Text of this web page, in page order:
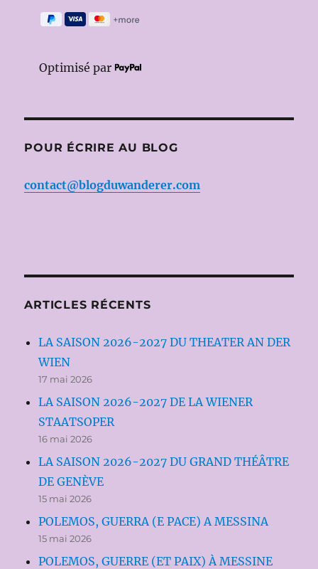
Optimisé par
POUR ÉCRIRE AU BLOG
contact@blogduwanderer.com
ARTICLES RÉCENTS
LA SAISON 2026-2027 DU THEATER AN DER
WIEN
17 mai 2026
LA SAISON 2026-2027 DE LA WIENER
STAATSOPER
16 mai 2026
LA SAISON 2026-2027 DU GRAND THÉÂTRE
DE GENÈVE
15 mai 2026
POLEMOS, GUERRA (E PACE) A MESSINA
15 mai 2026
POLEMOS, GUERRE (ET PAIX) À MESSINE